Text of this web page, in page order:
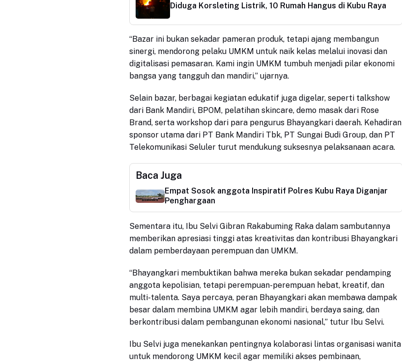
Diduga Korsleting Listrik, 10 Rumah Hangus di Kubu Raya
“Bazar ini bukan sekadar pameran produk, tetapi ajang membangun
sinergi, mendorong pelaku UMKM untuk naik kelas melalui inovasi dan
digitalisasi pemasaran. Kami ingin UMKM tumbuh menjadi pilar ekonomi
bangsa yang tangguh dan mandiri,” ujarnya.
Selain bazar, berbagai kegiatan edukatif juga digelar, seperti talkshow
dari Bank Mandiri, BPOM, pelatihan skincare, demo masak dari Rose
Brand, serta workshop dari para pengurus Bhayangkari daerah. Kehadiran
sponsor utama dari PT Bank Mandiri Tbk, PT Sungai Budi Group, dan PT
Telekomunikasi Seluler turut mendukung suksesnya pelaksanaan acara.
Baca Juga
Empat Sosok anggota Inspiratif Polres Kubu Raya Diganjar
Penghargaan
Sementara itu, Ibu Selvi Gibran Rakabuming Raka dalam sambutannya
memberikan apresiasi tinggi atas kreativitas dan kontribusi Bhayangkari
dalam pemberdayaan perempuan dan UMKM.
“Bhayangkari membuktikan bahwa mereka bukan sekadar pendamping
anggota kepolisian, tetapi perempuan-perempuan hebat, kreatif, dan
multi-talenta. Saya percaya, peran Bhayangkari akan membawa dampak
besar dalam membina UMKM agar lebih mandiri, berdaya saing, dan
berkontribusi dalam pembangunan ekonomi nasional,” tutur Ibu Selvi.
Ibu Selvi juga menekankan pentingnya kolaborasi lintas organisasi wanita
untuk mendorong UMKM kecil agar memiliki akses pembinaan,